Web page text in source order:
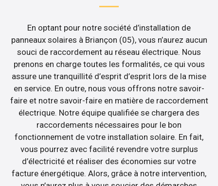
En optant pour notre société d’installation de
panneaux solaires à Briançon (05), vous n’aurez aucun
souci de raccordement au réseau électrique. Nous
prenons en charge toutes les formalités, ce qui vous
assure une tranquillité d’esprit d’esprit lors de la mise
en service. En outre, nous vous offrons notre savoir-
faire et notre savoir-faire en matière de raccordement
électrique. Notre équipe qualifiée se chargera des
raccordements nécessaires pour le bon
fonctionnement de votre installation solaire. En fait,
vous pourrez avec facilité revendre votre surplus
d’électricité et réaliser des économies sur votre
facture énergétique. Alors, grâce à notre intervention,